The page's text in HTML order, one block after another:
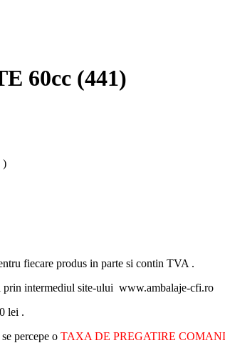
60cc (441)
)
fiecare produs in parte si contin TVA .
prin intermediul site-ului www.ambalaje-cfi.ro
lei .
percepe o TAXA DE PREGATIRE